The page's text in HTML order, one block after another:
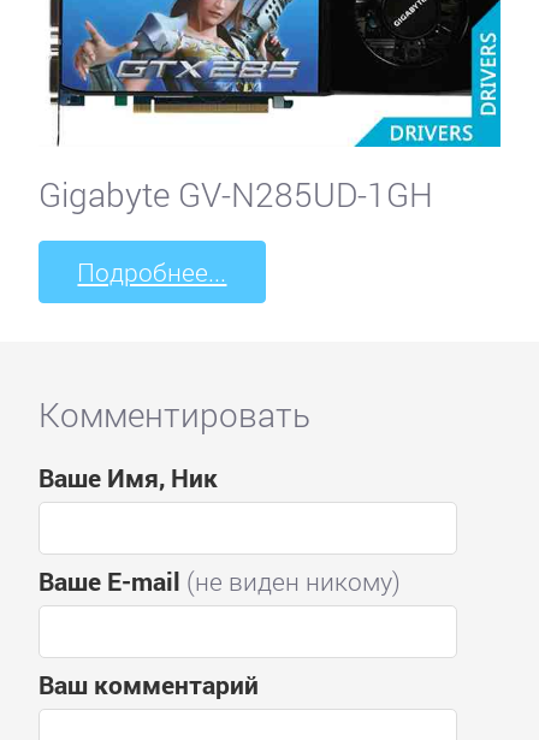
Gigabyte GV-N285UD-1GH
Подробнее...
Комментировать
Ваше Имя, Ник
Ваше E-mail (не виден никому)
Ваш комментарий